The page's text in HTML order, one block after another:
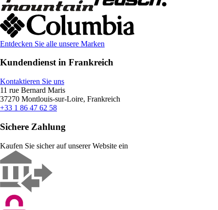
Entdecken Sie alle unsere Marken
Kundendienst in Frankreich
Kontaktieren Sie uns
11 rue Bernard Maris
37270 Montlouis-sur-Loire, Frankreich
+33 1 86 47 62 58
Sichere Zahlung
Kaufen Sie sicher auf unserer Website ein